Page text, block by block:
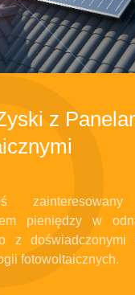
z
zainteresowany
pieniędzy w
z doświadczonymi
fotowoltaicznych.